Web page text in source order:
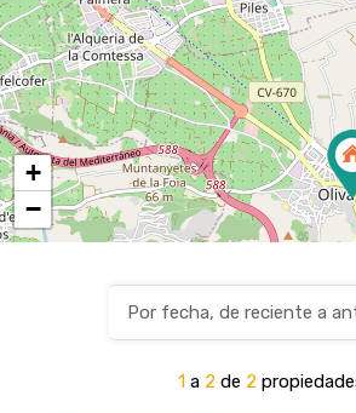
+
−
1 a 2 de 2
Por fecha, de reciente a